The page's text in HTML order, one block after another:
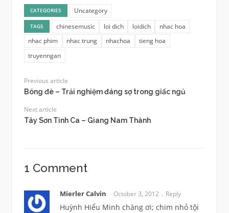
CATEGORIES Uncategory
TAGS chinesemusic loi dich loidich
nhac hoa
nhac phim
nhac trung nhachoa
tieng hoa
truyenngan
Previous article
Bóng đè – Trải nghiệm đáng sợ trong giấc ngủ
Next article
Tây Sơn Tình Ca – Giang Nam Thành
1 Comment
Mierler Calvin October 3, 2012 Reply
Huỳnh Hiểu Minh chàng ơi; chim nhỏ tội